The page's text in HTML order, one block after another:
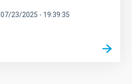
07/23/2025 - 19:39:35